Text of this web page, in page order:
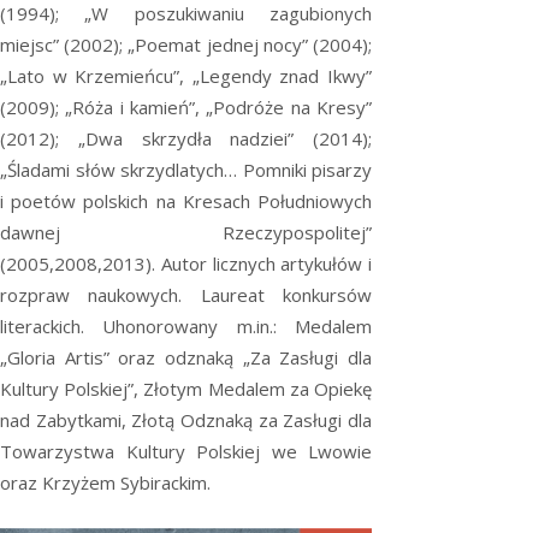
(1994); „W poszukiwaniu zagubionych
miejsc” (2002); „Poemat jednej nocy” (2004);
„Lato w Krzemieńcu”, „Legendy znad Ikwy”
(2009); „Róża i kamień”, „Podróże na Kresy”
(2012); „Dwa skrzydła nadziei” (2014);
„Śladami słów skrzydlatych… Pomniki pisarzy
i poetów polskich na Kresach Południowych
dawnej Rzeczypospolitej”
(2005,2008,2013). Autor licznych artykułów i
rozpraw naukowych. Laureat konkursów
literackich. Uhonorowany m.in.: Medalem
„Gloria Artis” oraz odznaką „Za Zasługi dla
Kultury Polskiej”, Złotym Medalem za Opiekę
nad Zabytkami, Złotą Odznaką za Zasługi dla
Towarzystwa Kultury Polskiej we Lwowie
oraz Krzyżem Sybirackim.